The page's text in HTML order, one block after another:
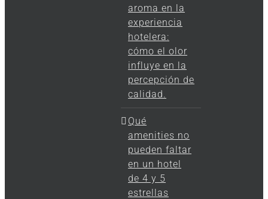
aroma en la
experiencia
hotelera:
cómo el olor
influye en la
percepción de
calidad.
Qué
amenities no
pueden faltar
en un hotel
de 4 y 5
estrellas